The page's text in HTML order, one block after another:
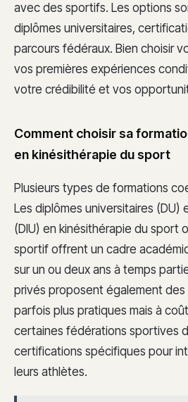
avec des sportifs. Les options
diplômes universitaires,
parcours fédéraux. Bien choisir
vos premières expériences
votre crédibilité et vos
Comment choisir sa
en kinésithérapie du sport
Plusieurs types de formations
Les diplômes universitaires (DU)
(DIU) en kinésithérapie du sport
sportif offrent un cadre
sur un ou deux ans à temps
privés proposent également des
parfois plus pratiques mais à
certaines fédérations sportives
certifications spécifiques pour
leurs athlètes.